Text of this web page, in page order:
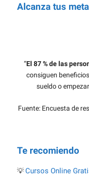
Alcanza tus
“El 87 % de las
consiguen
sueldo o
Fuente: Encuesta de
Te recomiendo
💡Cursos Online